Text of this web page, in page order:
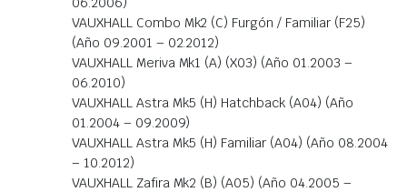
VAUXHALL Combo Mk2 (C) Furgón / Familiar (F25)
(Año 09.2001 – 02.2012)
VAUXHALL Meriva Mk1 (A) (X03) (Año 01.2003 –
06.2010)
VAUXHALL Astra Mk5 (H) Hatchback (A04) (Año
01.2004 – 09.2009)
VAUXHALL Astra Mk5 (H) Familiar (A04) (Año 08.2004
– 10.2012)
VAUXHALL Zafira Mk2 (B) (A05) (Año 04.2005 –